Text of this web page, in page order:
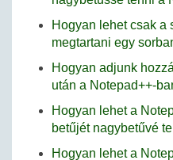
Hogyan lehet csak a
megtartani egy
Hogyan adjunk
után a Notepad++-
Hogyan lehet a
betűjét nagybetűvé
Hogyan lehet a